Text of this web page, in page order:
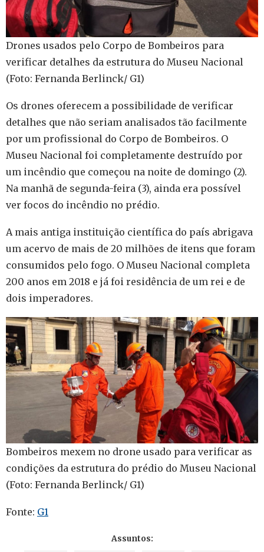
Drones usados pelo Corpo de Bombeiros para
verificar detalhes da estrutura do Museu Nacional
(Foto: Fernanda Berlinck/ G1)
Os drones oferecem a possibilidade de verificar
detalhes que não seriam analisados tão facilmente
por um profissional do Corpo de Bombeiros. O
Museu Nacional foi completamente destruído por
um incêndio que começou na noite de domingo (2).
Na manhã de segunda-feira (3), ainda era possível
ver focos do incêndio no prédio.
A mais antiga instituição científica do país abrigava
um acervo de mais de 20 milhões de itens que foram
consumidos pelo fogo. O Museu Nacional completa
200 anos em 2018 e já foi residência de um rei e de
dois imperadores.
Bombeiros mexem no drone usado para verificar as
condições da estrutura do prédio do Museu Nacional
(Foto: Fernanda Berlinck/ G1)
Fonte: G1
Assuntos: